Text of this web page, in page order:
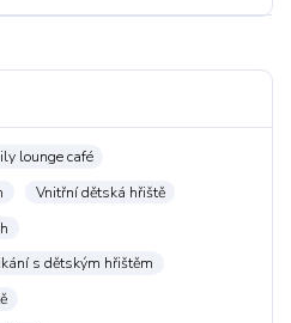
lounge café
Vnitřní dětská hřiště
s dětským hřištěm